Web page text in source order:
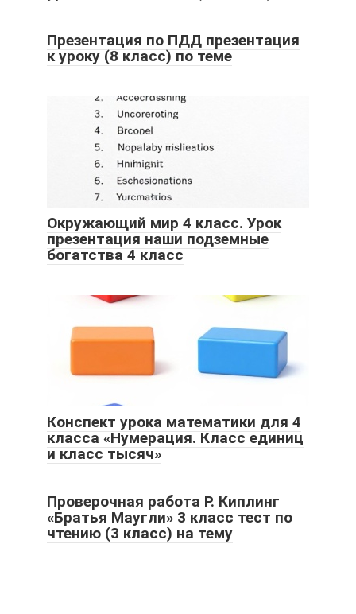
Презентация по ПДД презентация
к уроку (8 класс) по теме
Окружающий мир 4 класс. Урок
презентация наши подземные
богатства 4 класс
Конспект урока математики для 4
класса «Нумерация. Класс единиц
и класс тысяч»
Проверочная работа Р. Киплинг
«Братья Маугли» 3 класс тест по
чтению (3 класс) на тему